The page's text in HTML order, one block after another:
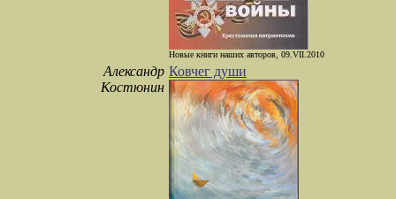
Новые книги наших авторов, 09.VII.2010
Александр
Костюнин
Ковчег души